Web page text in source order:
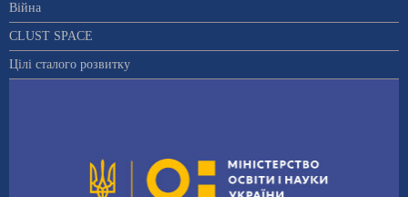
Війна
CLUST SPACE
Цілі сталого розвитку